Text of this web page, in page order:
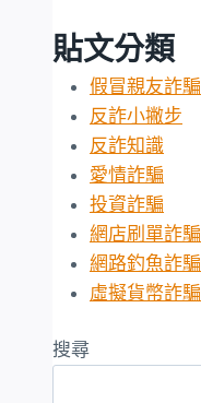
貼文分類
假冒親友詐騙
反詐小撇步
反詐知識
愛情詐騙
投資詐騙
網店刷單詐騙
網路釣魚詐騙
虛擬貨幣詐騙
搜尋